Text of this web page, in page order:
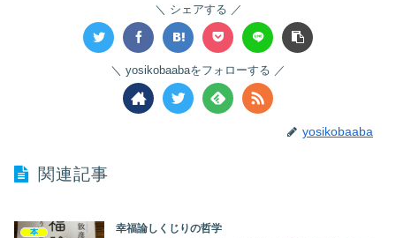
シェアする
yosikobaabaをフォローする
yosikobaaba
関連記事
本 幸福論しくじりの哲学